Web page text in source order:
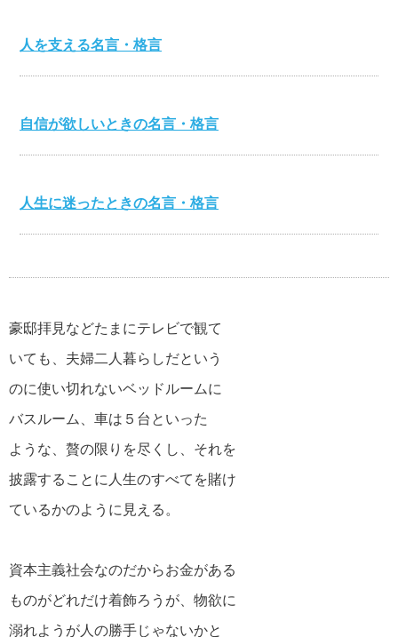
人を支える名言・格言
自信が欲しいときの名言・格言
人生に迷ったときの名言・格言
心を打つ名言・格言
美輪明宏の名言・格言
江原啓之の名言・格言
スティーブ・ジョブズの名言・格言
アインシュタインの名言・格言
豪邸拝見などたまにテレビで観て
いても、夫婦二人暮らしだという
のに使い切れないベッドルームに
バスルーム、車は５台といった
ような、贅の限りを尽くし、それを
披露することに人生のすべてを賭け
ているかのように見える。
資本主義社会なのだからお金がある
ものがどれだけ着飾ろうが、物欲に
溺れようが人の勝手じゃないかと